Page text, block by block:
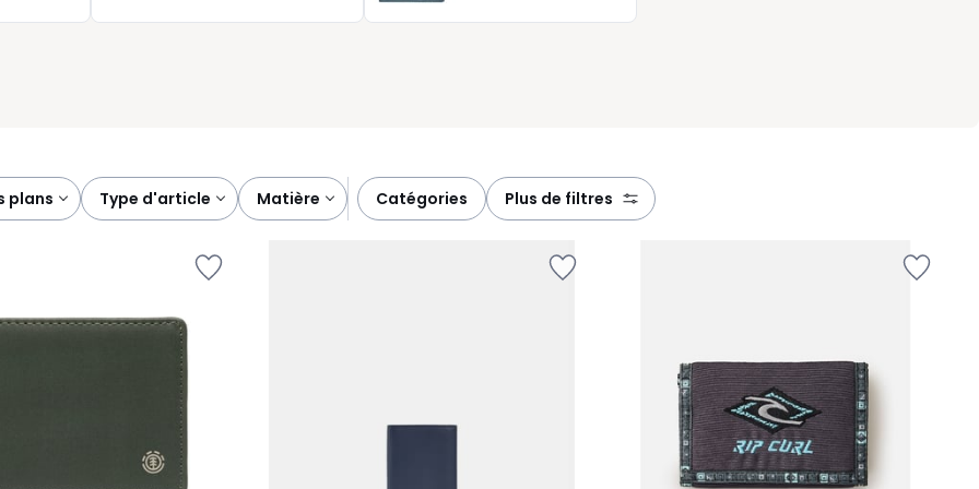
actives, du bureau aux déplacements, jusqu’au
plans type d'article matière catégories plus de filtres